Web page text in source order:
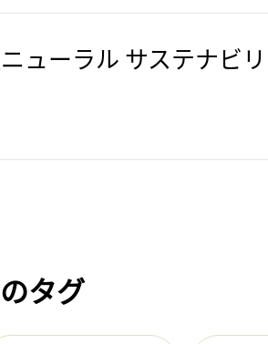
ューラル サステナビ
タグ